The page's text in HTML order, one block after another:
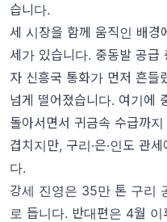
습니다.
세 시장을 함께 움직인 배경
세가 있습니다. 중동발 공급
자 신흥국 통화가 먼저 흔들
넘게 떨어졌습니다. 여기에
돌아서면서 귀금속 수급까
겹치지만, 구리·은·인도 관
다.
강세 진영은 35만 톤 구리
로 듭니다. 반대편은 4월